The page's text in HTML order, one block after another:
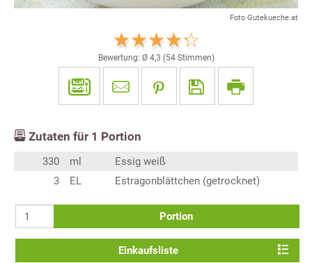
Foto Gutekueche.at
Bewertung: Ø 4,3 (54Stimmen)
Zutaten für 1 Portion
330 ml
Essig weiß
3
EL Estragonblättchen (getrocknet)
Portion
Einkaufsliste